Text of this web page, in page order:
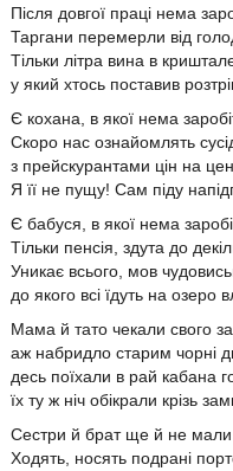
Після довгої праці нема
Таргани перемерли від
Тільки літра вина в
у який хтось поставив
Є кохана, в якої нема
Скоро нас ознайомлять
з прейскурантами цін на
Я її не пущу! Сам піду
Є бабуся, в якої нема
Тільки пенсія, здута до
Уникає всього, мов
до якого всі їдуть на озеро
Мама й тато чекали свого
аж набридло старим чорні
десь поїхали в рай кабана
їх ту ж ніч обікрали крізь
Сестри й брат ще й не мали
Ходять, носять подрані